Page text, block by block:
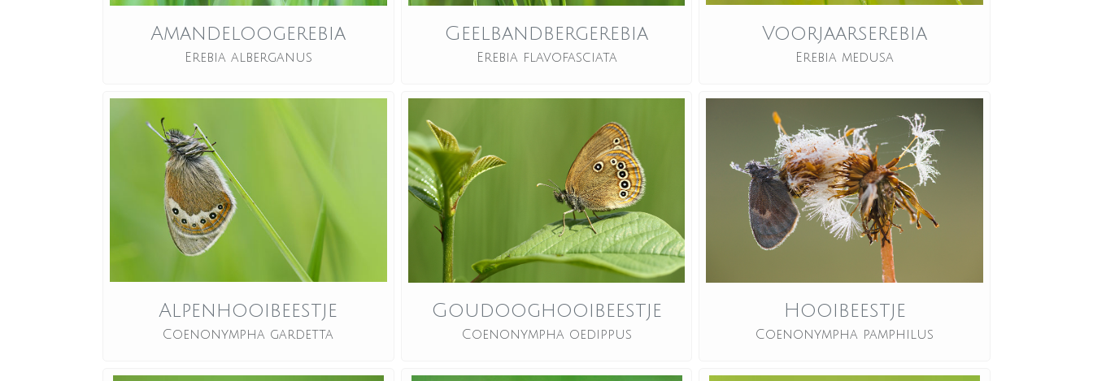
Amandeloogerebia
Erebia alberganus
Geelbandbergerebia
Erebia flavofasciata
Voorjaarserebia
Erebia medusa
Alpenhooibeestje
Coenonympha gardetta
Goudooghooibeestje
Coenonympha oedippus
Hooibeestje
Coenonympha pamphilus